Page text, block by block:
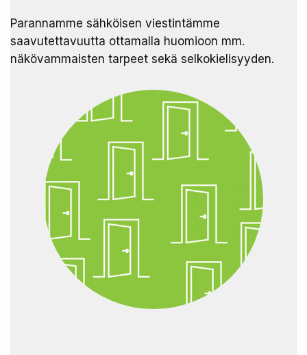
Parannamme sähköisen viestintämme
saavutettavuutta ottamalla huomioon mm.
näkövammaisten tarpeet sekä selkokielisyyden.